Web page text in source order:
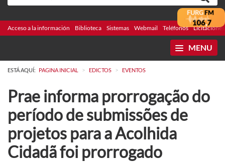
Acceso a la información Biblioteca Sistemas Webmail Teléfonos Licitaciones
MENU
ESTÁ AQUÍ: PAGINA INICIAL > EDICTOS > EVENTOS
Prae informa prorrogação do
período de submissões de
projetos para a Acolhida
Cidadã foi prorrogado